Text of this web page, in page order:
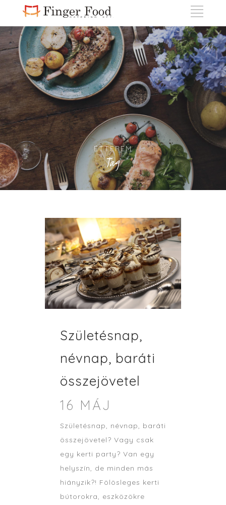
ÉTTEREM
Tag
Születésnap,
névnap, baráti
összejövetel
16 MÁJ
Születésnap, névnap, baráti
összejövetel? Vagy csak
egy kerti party? Van egy
helyszín, de minden más
hiányzik?! Fölösleges kerti
bútorokra, eszközökre